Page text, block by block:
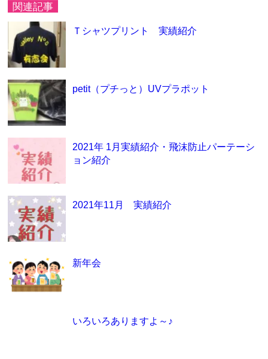
関連記事
Ｔシャツプリント 実績紹介
petit（プチっと）UVプラポット
2021年 1月実績紹介・飛沫防止パーテーシ
ョン紹介
2021年11月 実績紹介
新年会
いろいろありますよ～♪